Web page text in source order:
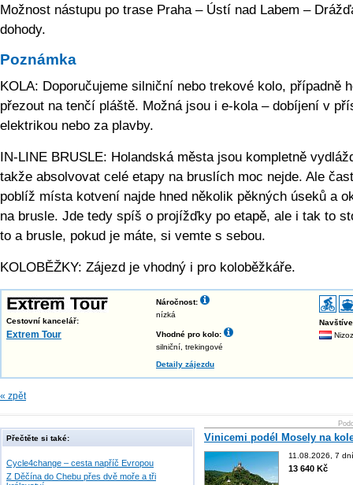
Možnost nástupu po trase Praha – Ústí nad Labem –
dohody.
Poznámka
KOLA: Doporučujeme silniční nebo trekové kolo, případně
přezout na tenčí pláště. Možná jsou i e-kola – dobíjení v
elektrikou nebo za plavby.
IN-LINE BRUSLE: Holandská města jsou kompletně
takže absolvovat celé etapy na bruslích moc nejde. Ale
poblíž místa kotvení najde hned několik pěkných úseků a
na brusle. Jde tedy spíš o projížďky po etapě, ale i tak to
to a brusle, pokud je máte, si vemte s sebou.
KOLOBĚŽKY: Zájezd je vhodný i pro koloběžkáře.
Cestovní kancelář:
Extrem Tour
Náročnost:
nízká
Vhodné pro kolo:
silniční, trekingové
Detaily zájezdu
« zpět
Přečtěte si také:
Cycle4change – cesta napříč Evropou
Z Děčína do Chebu přes dvě moře a tři
Vinicemi podél Mosely na
11.08.2026, 7 dní
13 640 Kč